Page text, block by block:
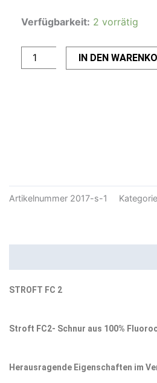
Verfügbarkeit: 2 vorrätig
Schnur
Menge
IN DEN
Artikelnummer 2017-s-1
STROFT FC 2
Stroft FC2- Schnur aus 100%
Herausragende Eigenschaften im